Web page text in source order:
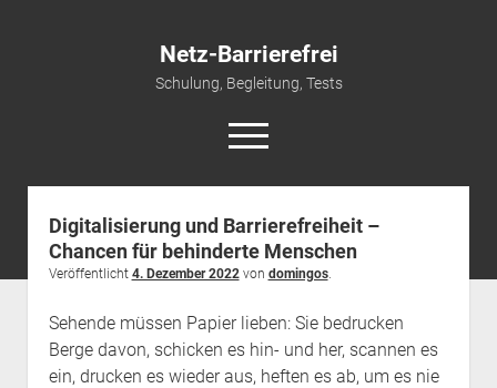
Netz-Barrierefrei
Schulung, Begleitung, Tests
open
menu
Start
Leistungen
open
dropdown
Beraten & Begleiten
Prüfen und Testen
Newsletter und Infos
open
dropdown
menu
Newsletter
Kontakt/Impressum
Digitalisierung und Barrierefreiheit –
Chancen für behinderte Menschen
Veröffentlicht 4. Dezember 2022von domingos.
Sehende müssen Papier lieben: Sie bedrucken
Berge davon, schicken es hin- und her, scannen es
ein, drucken es wieder aus, heften es ab, um es nie